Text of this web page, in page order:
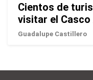
Cientos de
visitar el
Guadalupe Castillero